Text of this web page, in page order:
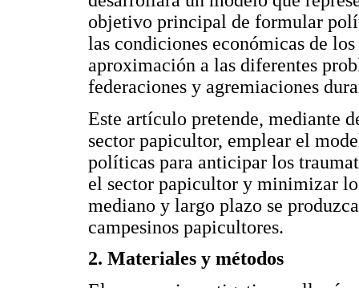
objetivo principal de formular
las condiciones económicas de
aproximación a las diferentes
federaciones y agremiaciones
Este artículo pretende, mediante
sector papicultor, emplear el
políticas para anticipar los
el sector papicultor y minimizar
mediano y largo plazo se
campesinos papicultores.
2. Materiales y métodos